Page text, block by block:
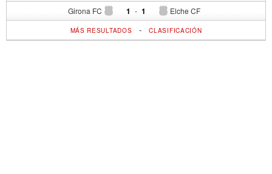
Girona FC 1 - Elche CF
1
MÁS RESULTADOS -CLASIFICACIÓN